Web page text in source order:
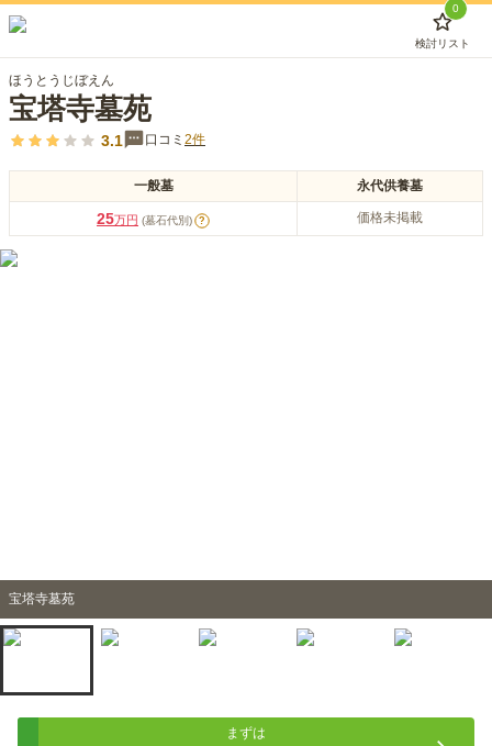
0
検討リスト
ほうとうじぼえん
宝塔寺墓苑
3.1 口コミ 2件
一般墓 永代供養墓
25万円 (墓石代別) ? 価格未掲載
宝塔寺墓苑
まずは